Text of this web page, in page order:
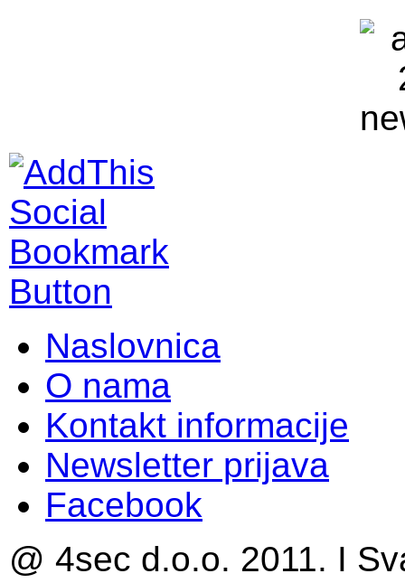
Naslovnica
O nama
Kontakt informacije
Newsletter prijava
Facebook
@ 4sec d.o.o. 2011. I